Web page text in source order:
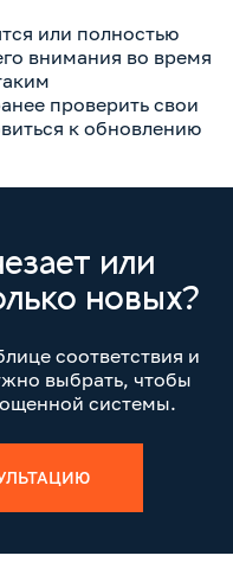
или полностью
внимания во время
проверить свои
к обновлению
или
новых?
соответствия и
выбрать, чтобы
системы.